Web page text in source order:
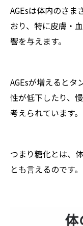
AGEsは体内のさま
おり、特に皮膚・
響を与えます。
AGEsが増えるとタ
性が低下したり、
考えられています。
つまり糖化とは、
とも言えるのです。